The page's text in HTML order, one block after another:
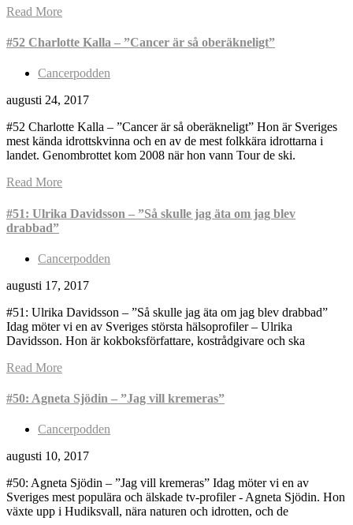
Read More
#52 Charlotte Kalla – ”Cancer är så oberäkneligt”
Cancerpodden
augusti 24, 2017
#52 Charlotte Kalla – ”Cancer är så oberäkneligt” Hon är Sveriges
mest kända idrottskvinna och en av de mest folkkära idrottarna i
landet. Genombrottet kom 2008 när hon vann Tour de ski.
Read More
#51: Ulrika Davidsson – ”Så skulle jag äta om jag blev
drabbad”
Cancerpodden
augusti 17, 2017
#51: Ulrika Davidsson – ”Så skulle jag äta om jag blev drabbad”
Idag möter vi en av Sveriges största hälsoprofiler – Ulrika
Davidsson. Hon är kokboksförfattare, kostrådgivare och ska
Read More
#50: Agneta Sjödin – ”Jag vill kremeras”
Cancerpodden
augusti 10, 2017
#50: Agneta Sjödin – ”Jag vill kremeras” Idag möter vi en av
Sveriges mest populära och älskade tv-profiler - Agneta Sjödin. Hon
växte upp i Hudiksvall, nära naturen och idrotten, och de